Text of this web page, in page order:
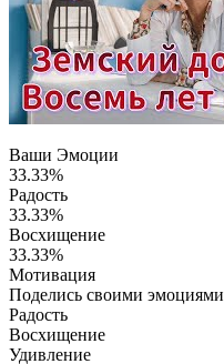
Ваши Эмоции
33.33%
Радость
33.33%
Восхищение
33.33%
Мотивация
Поделись своими эмоциями
Радость
Восхищение
Удивление